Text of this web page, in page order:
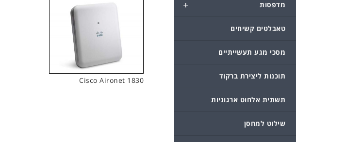
Cisco Aironet 1830
+ מדפסות
טאבלטים קשיחים
מסכי מגע תעשייתיים
תוכנות ליצירת ברקוד
תשתית אלחוט ארגוניות
שילוט למחסן